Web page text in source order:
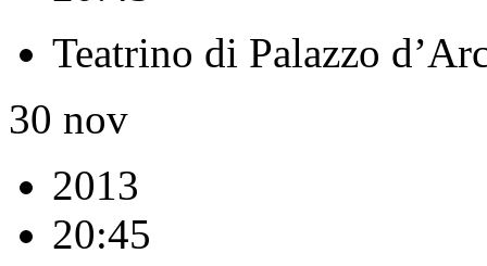
Teatrino di Palazzo
30 nov
2013
20:45